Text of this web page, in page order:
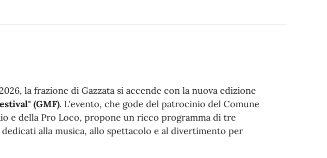
la frazione di Gazzata si accende con la nuova edizione
(GMF). L'evento, che gode del patrocinio del Comune
e della Pro Loco, propone un ricco programma di tre
alla musica, allo spettacolo e al divertimento per